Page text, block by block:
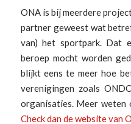
ONA is bij meerdere
partner geweest wat
van) het sportpark. Dat
beroep mocht worden
blijkt eens te meer hoe
verenigingen zoals
organisaties. Meer weten
Check dan de website van